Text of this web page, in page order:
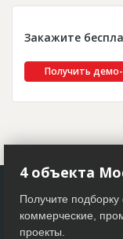
Закажите
Получить
4 объекта
Получите
коммерческие,
проекты.